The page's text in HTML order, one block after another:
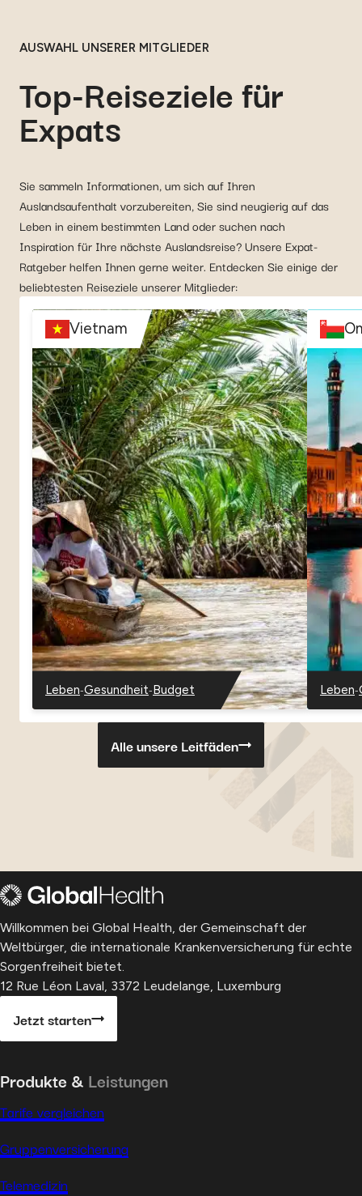
AUSWAHL UNSERER MITGLIEDER
Top-Reiseziele für
Expats
Sie sammeln Informationen, um sich auf Ihren
Auslandsaufenthalt vorzubereiten, Sie sind neugierig auf das
Leben in einem bestimmten Land oder suchen nach
Inspiration für Ihre nächste Auslandsreise? Unsere Expat-
Ratgeber helfen Ihnen gerne weiter. Entdecken Sie einige der
beliebtesten Reiseziele unserer Mitglieder:
Vietnam
Leben
-
Vietnam
-Gesundheit
-
Vietnam
-Budget
-
Vietnam
Leben
-
Oman
-
Alle unsere Leitfäden
Willkommen bei Global Health, der Gemeinschaft der
Weltbürger, die internationale Krankenversicherung für echte
Sorgenfreiheit bietet.
12 Rue Léon Laval, 3372 Leudelange, Luxemburg
Jetzt starten
Produkte & Leistungen
Tarife vergleichen
Gruppenversicherung
Telemedizin